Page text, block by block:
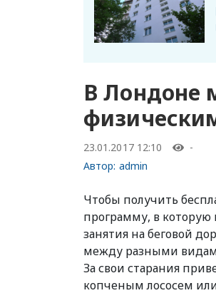
В Лондоне
23.01.2017 12:10
-
Автор: admin
Чтобы получить
программу, в
занятия на беговой
между разными
За свои старания
копченым лососем